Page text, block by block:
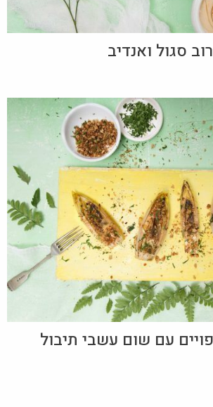
סגול ואנדיב
עם שום עשבי תיבול